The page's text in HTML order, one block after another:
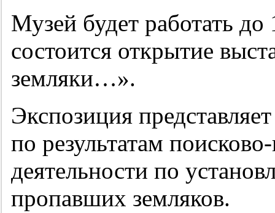
Музей будет работать
состоится открытие
земляки…».
Экспозиция
по результатам
деятельности по
пропавших земляков.